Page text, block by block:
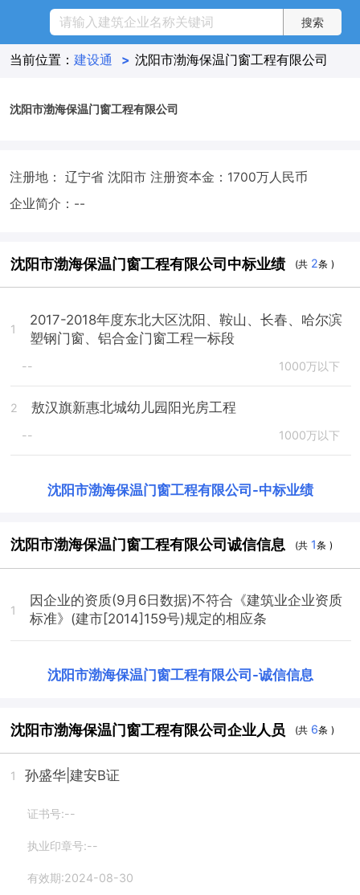
当前位置： 建设通 > 沈阳市渤海保温门窗工程有限公司
沈阳市渤海保温门窗工程有限公司
注册地： 辽宁省 沈阳市 注册资本金：1700万人民币
企业简介：--
沈阳市渤海保温门窗工程有限公司中标业绩 (共 2条 )
1
2017-2018年度东北大区沈阳、鞍山、长春、哈尔滨
塑钢门窗、铝合金门窗工程一标段
-- 1000万以下
2 敖汉旗新惠北城幼儿园阳光房工程
-- 1000万以下
沈阳市渤海保温门窗工程有限公司 -中标业绩
沈阳市渤海保温门窗工程有限公司诚信信息 (共 1条 )
1
因企业的资质(9月6日数据)不符合《建筑业企业资质
标准》(建市[2014]159号)规定的相应条
沈阳市渤海保温门窗工程有限公司 -诚信信息
沈阳市渤海保温门窗工程有限公司企业人员 (共 6条 )
1 孙盛华 |建安B证
证书号:--
执业印章号:--
有效期:2024-08-30